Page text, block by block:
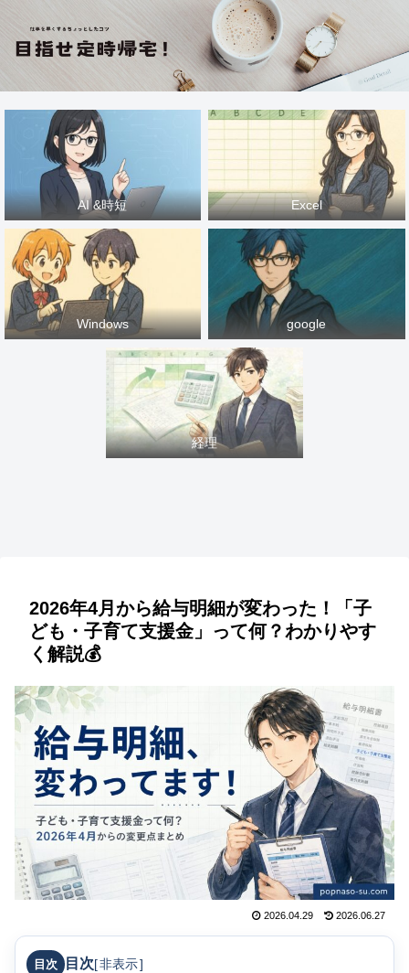
AI &時短 Excel
Windows google
経理
2026年4月から給与明細が変わった！「子
ども・子育て支援金」って何？わかりやす
く解説💰
2026.04.29 2026.06.27
目次[非表示]